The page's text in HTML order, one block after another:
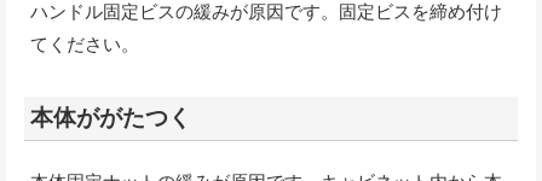
ハンドル固定ビスの緩みが原因です。固定ビスを締め付け
てください。
本体ががたつく